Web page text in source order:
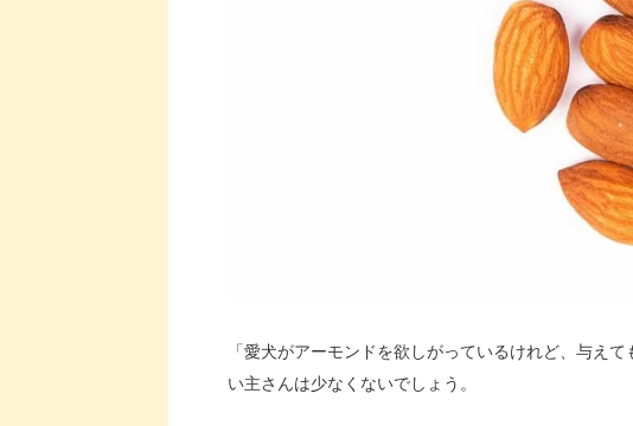
「愛犬がアーモンドを欲しがっているけれど、与え
い主さんは少なくないでしょう。